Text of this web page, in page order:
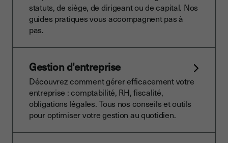
statuts, de siège, de dirigeant ou de capital. Nos
guides pratiques vous accompagnent pas à
pas.
Gestion d'entreprise
Découvrez comment gérer efficacement votre
entreprise : comptabilité, RH, fiscalité,
obligations légales. Tous nos conseils et outils
pour optimiser votre gestion au quotidien.